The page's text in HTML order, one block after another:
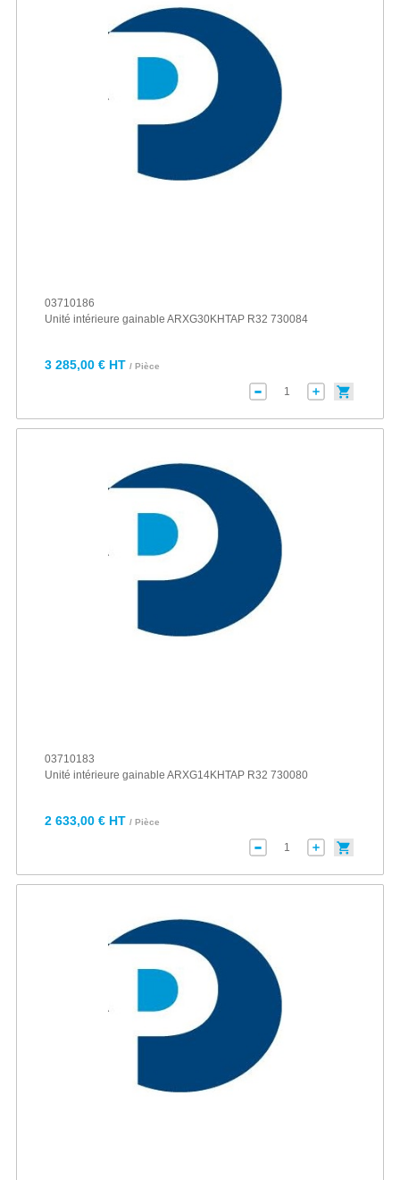
03710186
Unité intérieure gainable ARXG30KHTAP R32 730084
3 285,00 € HT / Pièce
03710183
Unité intérieure gainable ARXG14KHTAP R32 730080
2 633,00 € HT / Pièce